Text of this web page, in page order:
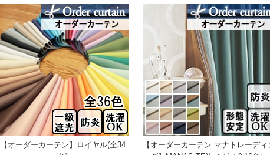
【オーダーカーテン】ロイヤル(全34
【オーダーカーテン マナトレーディ